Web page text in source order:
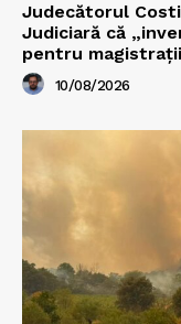
Judecătorul
Judiciară că
pentru
10/08/2026